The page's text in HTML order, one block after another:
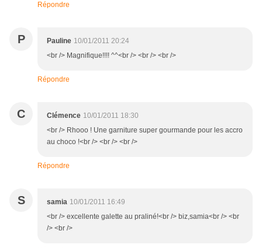
Répondre
P Pauline 10/01/2011 20:24
<br /> Magnifique!!!! ^^<br /> <br /> <br />
Répondre
C Clémence 10/01/2011 18:30
<br /> Rhooo ! Une garniture super gourmande pour les accro
au choco !<br /> <br /> <br />
Répondre
S samia 10/01/2011 16:49
<br /> excellente galette au praliné!<br /> biz,samia<br /> <br
/> <br />